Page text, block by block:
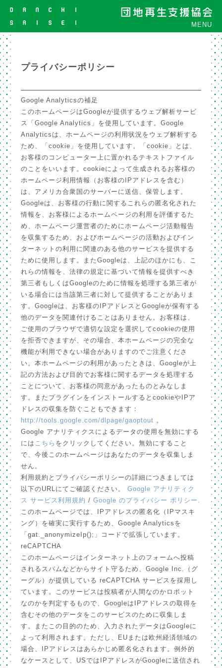
MENU
プライバシーポリシー
Google Analyticsの補足
このホームページはGoogleが提供するウェブ解析サービ
ス「Google Analytics」を使用しています。Google
Analyticsは、ホームページの利用状況をウェブ解析する
ため、「cookie」を使用しています。「cookie」とは、
お客様のコンピューター上に置かれるテキストファイル
のことをいいます。cookieによって生成されるお客様の
ホームページ利用情報（お客様のIPアドレスを含む）
は、アメリカ合衆国のサーバーに送信、保管します。
Googleは、お客様の行動に関するこれらの匿名化された
情報を、お客様によるホームページの利用を評価するた
め、ホームページ運営者のためにホームページ活動報告
を収集するため、およびホームページの活動およびイン
ターネットの利用に関連のある他のサービスを提供する
ために使用します。またGoogleは、上記のほかにも、こ
れらの情報を、法律の規定に基づいて情報を提供すべき
第三者もしくはGoogleのために情報を処理する第三者が
いる場合には当該第三者に対して提供することがありま
す。Googleは、お客様のIPアドレスとGoogleが保有する
他のデータを関連付けることはありません。お客様は、
ご使用のブラウザで適切な設定を選択してcookieの使用
を拒否できますが、その場合、本ホームページの完全な
機能が利用できない場合がありますのでご注意くださ
い。本ホームページの利用があったときは、Googleが上
記の方法および目的でお客様に関するデータを処理する
ことについて、お客様の同意があったものとみなしま
す。またプラグインをインストールするとcookieやIPア
ドレスの収集を防ぐこともできます：
http://tools.google.com/dlpage/gaoptout 。
Google アナリティクスによるデータの使用を無効にする
には こちら をクリックしてください。無効にすること
で、今後このホームページはあなたのデータを収集しま
せん。
利用規約とプライバシーポリシーの詳細につきましては
以下のURLにてご確認ください。Google アナリティク
ス サービス利用規約 /Google のプライバシー ポリシー.
このホームページでは、IPアドレスの匿名化（IPマスキ
ング）を確実に実行するため、Google Analyticsを
「gat._anonymizeIp();」コードで拡張しています。
reCAPTCHA
このホームページはインターネット上のフォームへ投稿
されるスパムなどからサイト守るため、Google Inc.（グ
ーグル）が提供している reCAPTCHA サービスを採用し
ています。このサービスは投稿者が人間なのかロボット
なのかを判定するもので、GoogleはIPアドレスの取得を
含むその他のデータをこのサービスのために収集しま
す。またこの目的のため、入力されたデータはGoogleに
よって利用されます。ただし、EUまたは欧州経済領域の
場合、IPアドレスはあらかじめ匿名化されます。例外的
なケースとして、USではIPアドレスがGoogleに送信され